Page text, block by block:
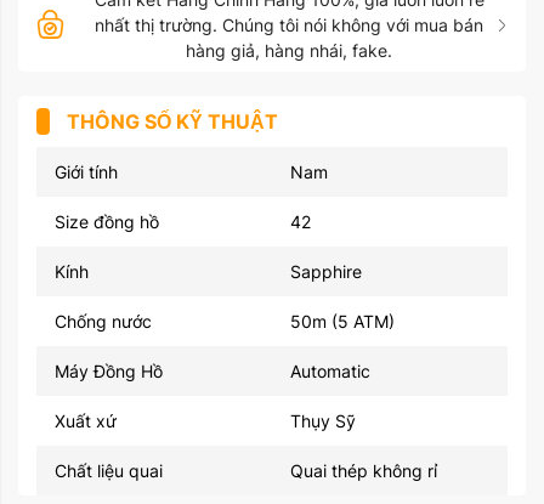
nhất thị trường. Chúng tôi nói không với mua bán
hàng giả, hàng nhái, fake.
THÔNG SỐ KỸ THUẬT
Giới tính Nam
Size đồng hồ 42
Kính Sapphire
Chống nước 50m (5 ATM)
Máy Đồng Hồ Automatic
Xuất xứ Thụy Sỹ
Chất liệu quai Quai thép không rỉ